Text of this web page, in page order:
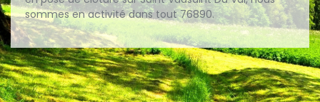
sommes en activité dans tout 76890.